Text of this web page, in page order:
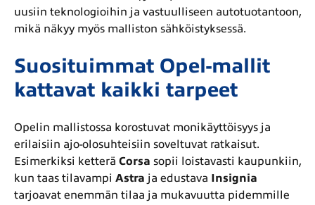
uusiin teknologioihin ja vastuulliseen autotuotantoon,
mikä näkyy myös malliston sähköistyksessä.
Suosituimmat Opel-mallit
kattavat kaikki tarpeet
Opelin mallistossa korostuvat monikäyttöisyys ja
erilaisiin ajo-olosuhteisiin soveltuvat ratkaisut.
Esimerkiksi ketterä Corsa sopii loistavasti kaupunkiin,
kun taas tilavampi Astra ja edustava Insignia
tarjoavat enemmän tilaa ja mukavuutta pidemmille